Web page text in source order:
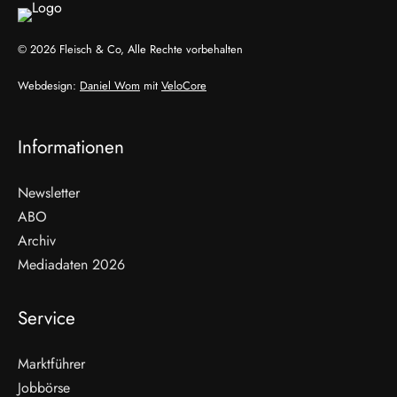
© 2026 Fleisch & Co, Alle Rechte vorbehalten
Webdesign: Daniel Wom mit VeloCore
Informationen
Newsletter
ABO
Archiv
Mediadaten 2026
Service
Marktführer
Jobbörse